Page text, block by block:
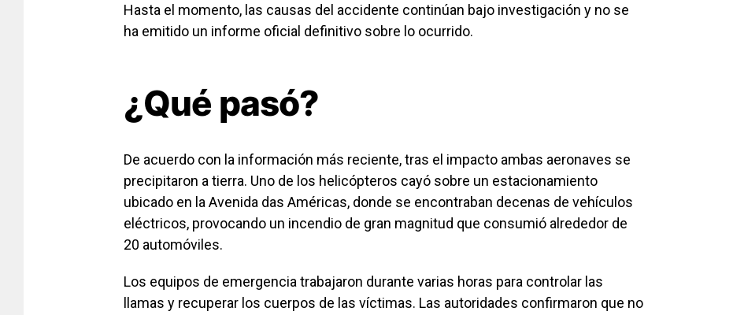
Hasta el momento, las causas del accidente continúan bajo investigación y no se
ha emitido un informe oficial definitivo sobre lo ocurrido.
¿Qué pasó?
De acuerdo con la información más reciente, tras el impacto ambas aeronaves se
precipitaron a tierra. Uno de los helicópteros cayó sobre un estacionamiento
ubicado en la Avenida das Américas, donde se encontraban decenas de vehículos
eléctricos, provocando un incendio de gran magnitud que consumió alrededor de
20 automóviles.
Los equipos de emergencia trabajaron durante varias horas para controlar las
llamas y recuperar los cuerpos de las víctimas. Las autoridades confirmaron que no